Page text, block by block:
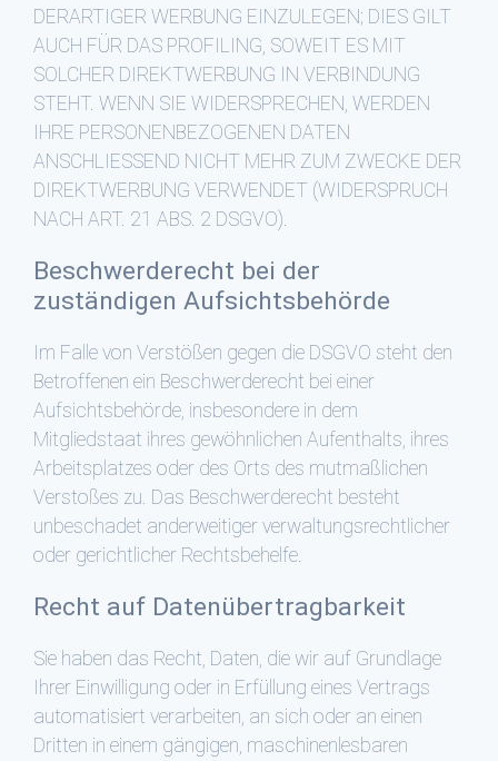
DERARTIGER WERBUNG EINZULEGEN; DIES GILT
AUCH FÜR DAS PROFILING, SOWEIT ES MIT
SOLCHER DIREKTWERBUNG IN VERBINDUNG
STEHT. WENN SIE WIDERSPRECHEN, WERDEN
IHRE PERSONENBEZOGENEN DATEN
ANSCHLIESSEND NICHT MEHR ZUM ZWECKE DER
DIREKTWERBUNG VERWENDET (WIDERSPRUCH
NACH ART. 21 ABS. 2 DSGVO).
Beschwerde­recht bei der
zuständigen Aufsichts­behörde
Im Falle von Verstößen gegen die DSGVO steht den
Betroffenen ein Beschwerderecht bei einer
Aufsichtsbehörde, insbesondere in dem
Mitgliedstaat ihres gewöhnlichen Aufenthalts, ihres
Arbeitsplatzes oder des Orts des mutmaßlichen
Verstoßes zu. Das Beschwerderecht besteht
unbeschadet anderweitiger verwaltungsrechtlicher
oder gerichtlicher Rechtsbehelfe.
Recht auf Daten­übertrag­barkeit
Sie haben das Recht, Daten, die wir auf Grundlage
Ihrer Einwilligung oder in Erfüllung eines Vertrags
automatisiert verarbeiten, an sich oder an einen
Dritten in einem gängigen, maschinenlesbaren